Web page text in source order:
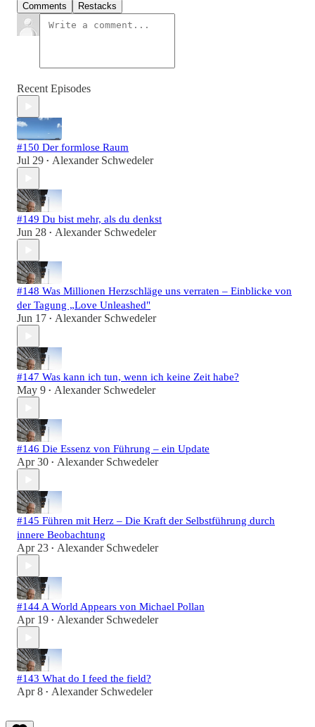
Comments Restacks
Recent Episodes
#150 Der formlose Raum
Jul 29 • Alexander Schwedeler
#149 Du bist mehr, als du denkst
Jun 28 • Alexander Schwedeler
#148 Was Millionen Herzschläge uns verraten – Einblicke von
der Tagung „Love Unleashed"
Jun 17 • Alexander Schwedeler
#147 Was kann ich tun, wenn ich keine Zeit habe?
May 9 • Alexander Schwedeler
#146 Die Essenz von Führung – ein Update
Apr 30 • Alexander Schwedeler
#145 Führen mit Herz – Die Kraft der Selbstführung durch
innere Beobachtung
Apr 23 • Alexander Schwedeler
#144 A World Appears von Michael Pollan
Apr 19 • Alexander Schwedeler
#143 What do I feed the field?
Apr 8 • Alexander Schwedeler